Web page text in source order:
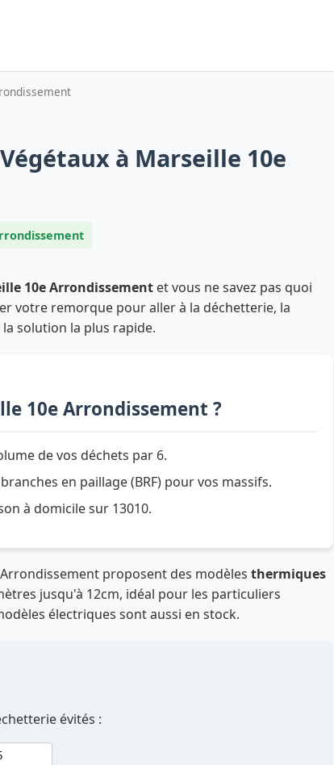
à Marseille 10e
10e Arrondissement et vous ne savez pas quoi
votre remorque pour aller à la déchetterie, la
la solution la plus rapide.
10e Arrondissement ?
de vos déchets par 6.
en paillage (BRF) pour vos massifs.
à domicile sur 13010.
proposent des modèles thermiques
jusqu'à 12cm, idéal pour les particuliers
électriques sont aussi en stock.
évités :